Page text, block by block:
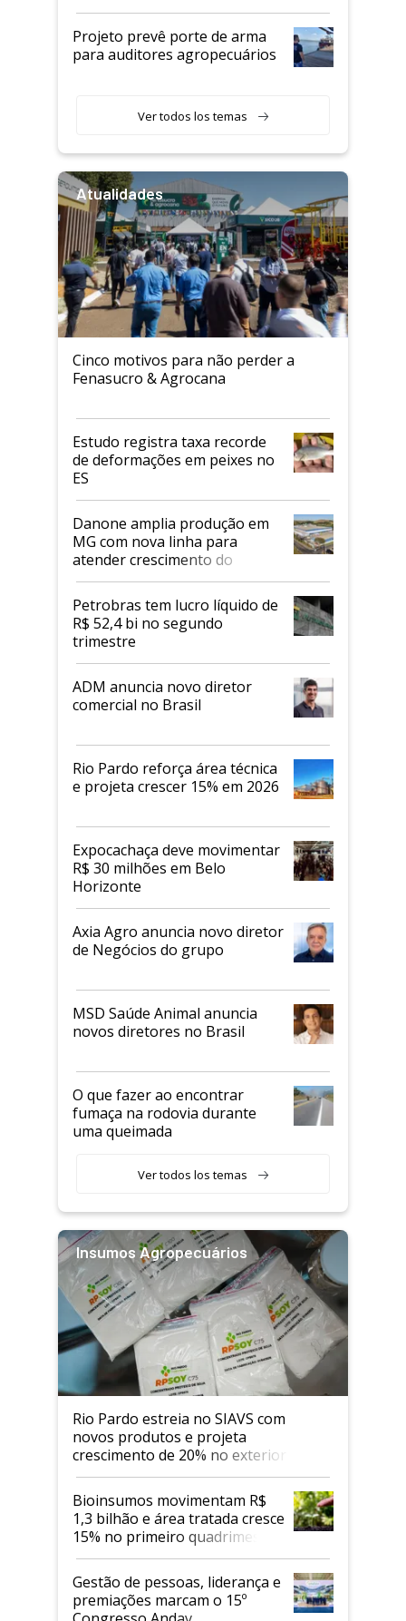
Projeto prevê porte de arma
para auditores agropecuários
Ver todos los temas
Atualidades
Cinco motivos para não perder a
Fenasucro & Agrocana
Estudo registra taxa recorde
de deformações em peixes no
ES
Danone amplia produção em
MG com nova linha para
atender crescimento do
mercado de alimentos
proteicos
Petrobras tem lucro líquido de
R$ 52,4 bi no segundo
trimestre
ADM anuncia novo diretor
comercial no Brasil
Rio Pardo reforça área técnica
e projeta crescer 15% em 2026
Expocachaça deve movimentar
R$ 30 milhões em Belo
Horizonte
Axia Agro anuncia novo diretor
de Negócios do grupo
MSD Saúde Animal anuncia
novos diretores no Brasil
O que fazer ao encontrar
fumaça na rodovia durante
uma queimada
Ver todos los temas
Insumos Agropecuários
Rio Pardo estreia no SIAVS com
novos produtos e projeta
crescimento de 20% no exterior
Bioinsumos movimentam R$
1,3 bilhão e área tratada cresce
15% no primeiro quadrimestre
de 2026
Gestão de pessoas, liderança e
premiações marcam o 15º